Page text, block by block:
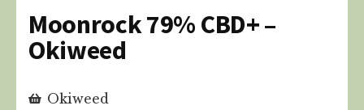
Moonrock 79% CBD+ –
Okiweed
Okiweed